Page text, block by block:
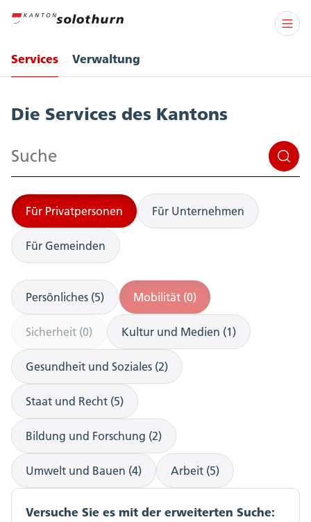
Services Verwaltung
Die Services des Kantons
Suchen
Für Privatpersonen Für Unternehmen
Für Gemeinden
Persönliches (5) Mobilität (0)
Sicherheit (0) Kultur und Medien (1)
Gesundheit und Soziales (2)
Staat und Recht (5)
Bildung und Forschung (2)
Umwelt und Bauen (4) Arbeit (5)
Versuche Sie es mit der erweiterten Suche: